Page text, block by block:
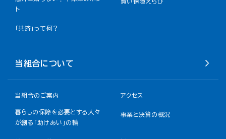
ト
「共済」って何？
当組合について
当組合のご案内 アクセス
暮らしの保障を必要とする人々
が創る「助けあい」の輪
事業と決算の概況